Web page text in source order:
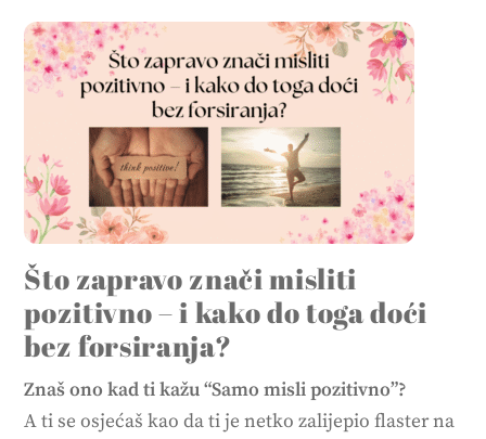
Što zapravo znači misliti
pozitivno – i kako do toga doći
bez forsiranja?
Znaš ono kad ti kažu “Samo misli pozitivno”?
A ti se osjećaš kao da ti je netko zalijepio flaster na